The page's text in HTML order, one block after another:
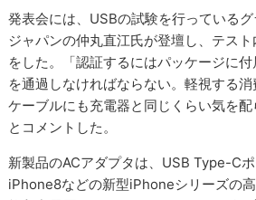
発表会には、USBの試験を行っているグ
ジャパンの仲丸直江氏が登壇し、テス
をした。「認証するにはパッケージに
を通過しなければならない。軽視する
ケーブルにも充電器と同じくらい気を配
とコメントした。
新製品のACアダプタは、USB Type-Cポ
iPhone8などの新型iPhoneシリーズの